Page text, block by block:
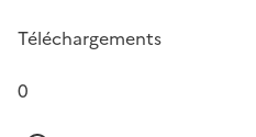
Téléchargements
0